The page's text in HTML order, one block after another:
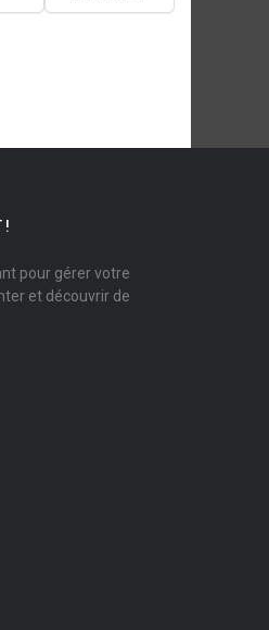
!
pour gérer votre
et découvrir de